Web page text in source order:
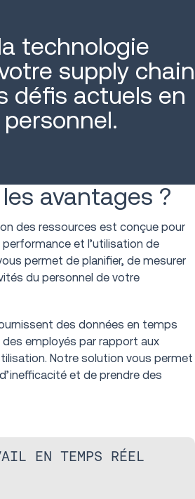
technologie
supply chain
défis actuels en
avantages ?
des ressources est conçue pour
et l’utilisation de
permet de planifier, de mesurer
du personnel de votre
des données en temps
employés par rapport aux
Notre solution vous permet
et de prendre des
EN TEMPS RÉEL